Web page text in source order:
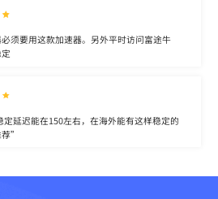
须要用这款加速器。另外平时访问富途牛
延迟能在150左右，在海外能有这样稳定的
”